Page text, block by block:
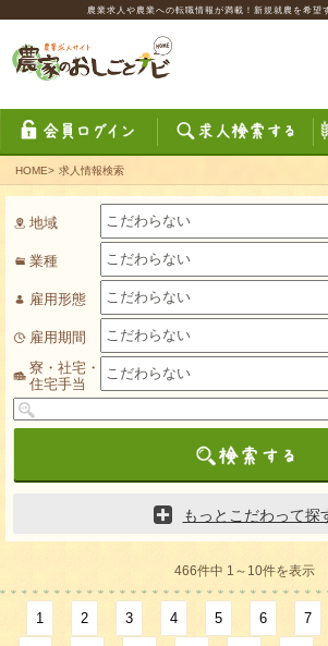
農業求人や農業への転職情報が満載！新規就農を希望
HOME> 求人情報検索
地域
業種
雇用形態
雇用期間
寮・社宅・
住宅手当
もっとこだわって探
466件中 1～10件を表示
1 2 3 4 5 6 7